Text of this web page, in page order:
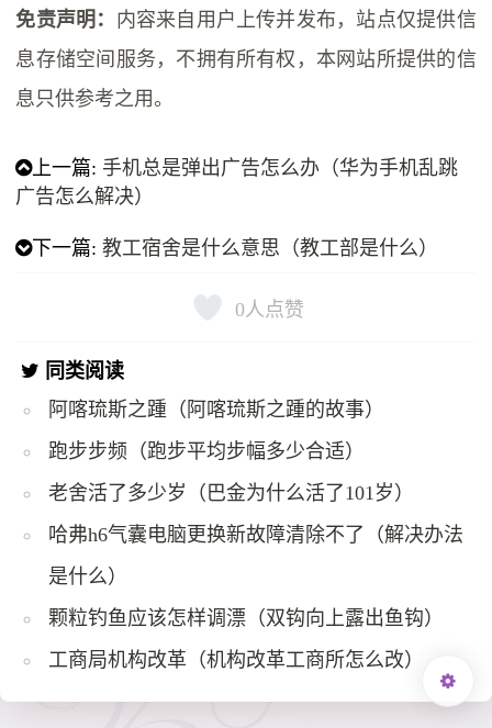
免责声明： 内容来自用户上传并发布，站点仅提供信
息存储空间服务，不拥有所有权，本网站所提供的信
息只供参考之用。
上一篇: 手机总是弹出广告怎么办（华为手机乱跳
广告怎么解决）
下一篇:教工宿舍是什么意思（教工部是什么）
0人点赞
同类阅读
阿喀琉斯之踵（阿喀琉斯之踵的故事）
跑步步频（跑步平均步幅多少合适）
老舍活了多少岁（巴金为什么活了101岁）
哈弗h6气囊电脑更换新故障清除不了（解决办法
是什么）
颗粒钓鱼应该怎样调漂（双钩向上露出鱼钩）
工商局机构改革（机构改革工商所怎么改）